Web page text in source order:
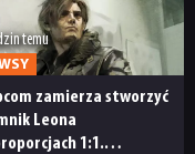
temu
zamierza stworzyć
Leona
1:1.